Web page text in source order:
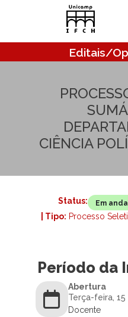
Pular para o conteúdo
Editais/
CIÊNCIA
Status: Em
| Tipo: Processo
Período da
Abertura
Terça-feira,
Docente